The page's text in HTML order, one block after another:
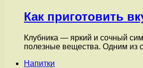
Как приготовить
Клубника — яркий и сочный
полезные вещества. Одним из
Напитки